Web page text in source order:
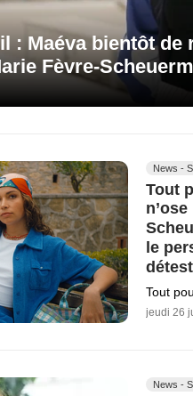
: Maéva bientôt de
Fèvre-
News -
Tout
le
Tout
jeudi 26
News -